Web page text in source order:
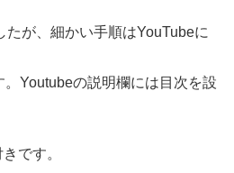
が、細かい手順はYouTubeに
Youtubeの説明欄には目次を設
です。